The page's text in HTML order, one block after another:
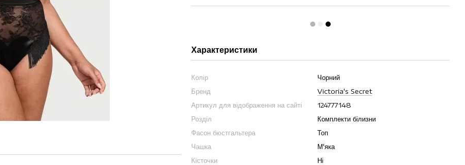
Характеристики
Колір
Чорний
Бренд
Victoria's Secret
Артикул для відображення на сайті
124777148
Розділ
Комплекти білизни
Фасон бюстгальтера
Топ
Чашка
М'яка
Кісточки
Ні